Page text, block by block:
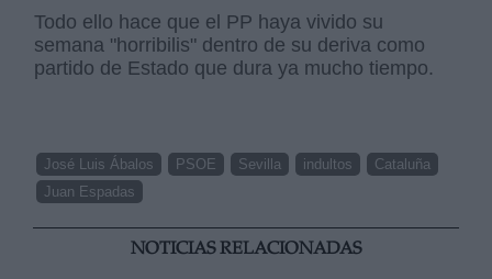
Todo ello hace que el PP haya vivido su
semana "horribilis" dentro de su deriva como
partido de Estado que dura ya mucho tiempo.
José Luis Ábalos PSOE Sevilla indultos
Cataluña
Juan Espadas
NOTICIAS RELACIONADAS